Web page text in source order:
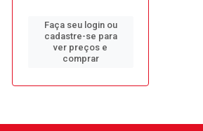
Faça seu login ou
cadastre-se para
ver preços e
comprar